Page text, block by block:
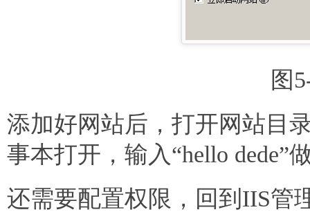
图
添加好网站后，打开网站目
事本打开，输入“hello dede”
还需要配置权限，回到IIS管